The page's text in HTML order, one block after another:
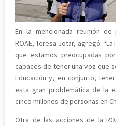
En la mencionada reunión
ROAE, Teresa Jotar, agregó:
que estamos preocupadas
capaces de tener una voz que
Educación y, en conjunto,
esta gran problemática de la
cinco millones de personas en
Otra de las acciones de la